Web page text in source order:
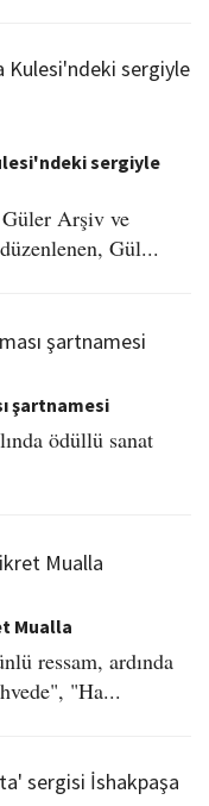
sergiyle
Arşiv ve
Gül...
şartnamesi
ödüllü sanat
Mualla
ressam, ardında
"Ha...